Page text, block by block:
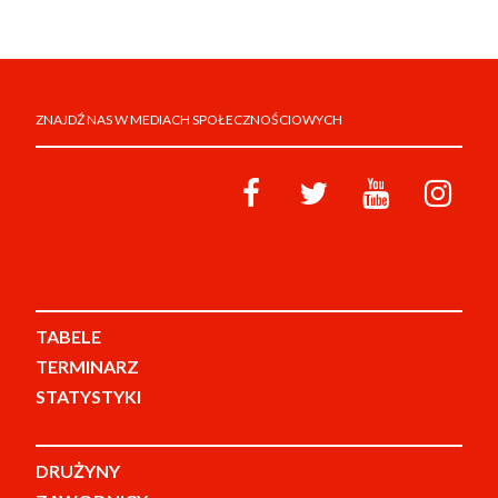
ZNAJDŹ NAS W MEDIACH SPOŁECZNOŚCIOWYCH
TABELE
TERMINARZ
STATYSTYKI
DRUŻYNY